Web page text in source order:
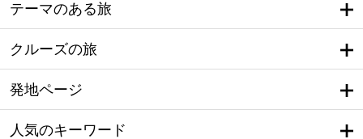
テーマのある旅
クルーズの旅
発地ページ
人気のキーワード